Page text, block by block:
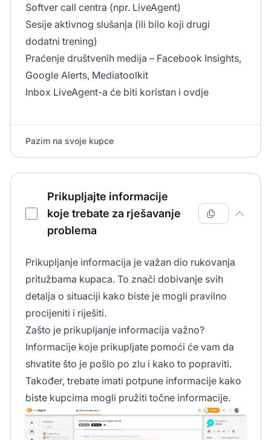
Softver call centra (npr. LiveAgent)
Sesije aktivnog slušanja (ili bilo koji drugi
dodatni trening)
Praćenje društvenih medija – Facebook Insights,
Google Alerts, Mediatoolkit
Inbox LiveAgent-a će biti koristan i ovdje
Pazim na svoje kupce
Prikupljajte informacije
koje trebate za rješavanje
problema
Prikupljanje informacija je važan dio rukovanja
pritužbama kupaca. To znači dobivanje svih
detalja o situaciji kako biste je mogli pravilno
procijeniti i riješiti.
Zašto je prikupljanje informacija važno?
Informacije koje prikupljate pomoći će vam da
shvatite što je pošlo po zlu i kako to popraviti.
Također, trebate imati potpune informacije kako
biste kupcima mogli pružiti točne informacije.